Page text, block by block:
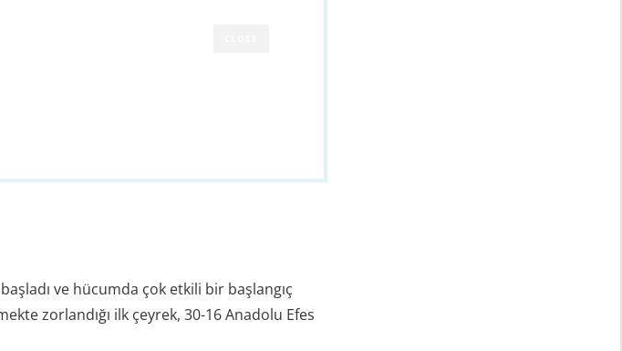
ve hücumda çok etkili bir başlangıç
zorlandığı ilk çeyrek, 30-16 Anadolu Efes